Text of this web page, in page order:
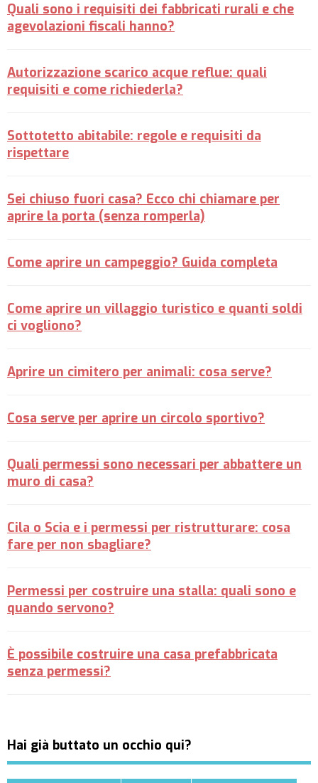
Quali sono i requisiti dei fabbricati rurali e che
agevolazioni fiscali hanno?
Autorizzazione scarico acque reflue: quali
requisiti e come richiederla?
Sottotetto abitabile: regole e requisiti da
rispettare
Sei chiuso fuori casa? Ecco chi chiamare per
aprire la porta (senza romperla)
Come aprire un campeggio? Guida completa
Come aprire un villaggio turistico e quanti soldi
ci vogliono?
Aprire un cimitero per animali: cosa serve?
Cosa serve per aprire un circolo sportivo?
Quali permessi sono necessari per abbattere un
muro di casa?
Cila o Scia e i permessi per ristrutturare: cosa
fare per non sbagliare?
Permessi per costruire una stalla: quali sono e
quando servono?
È possibile costruire una casa prefabbricata
senza permessi?
Hai già buttato un occhio qui?